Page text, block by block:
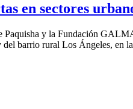
en sectores
y la Fundación
del barrio rural Los Ángeles,